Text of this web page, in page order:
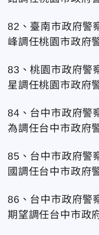
82、臺南市政府警
峰調任桃園市政府
83、桃園市政府警
星調任桃園市政府
84、台中市政府警
為調任台中市政府
85、台中市政府警
國調任台中市政府
86、台中市政府警
期望調任台中市政